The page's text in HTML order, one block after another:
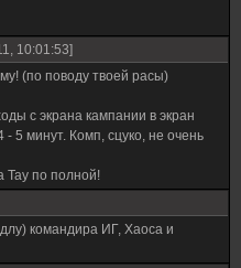
10:01:53]
(по поводу твоей расы)
с экрана кампании в экран
5 минут. Комп, сцуко, не очень
Тау по полной!
командира ИГ, Хаоса и